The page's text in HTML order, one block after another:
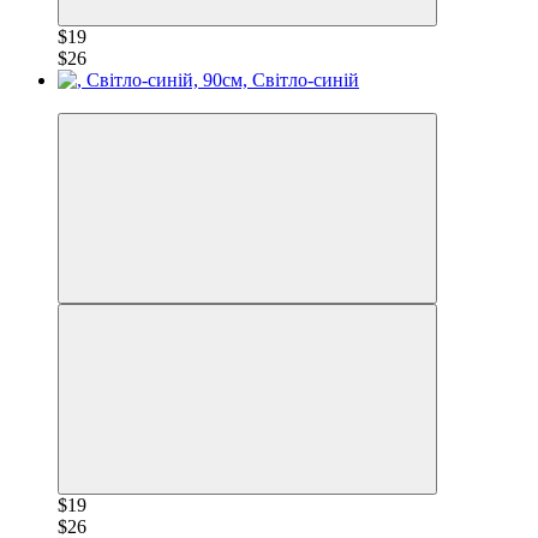
$19
$26
$19
$26